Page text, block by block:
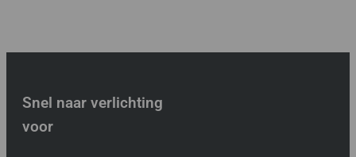
Snel naar verlichting
voor